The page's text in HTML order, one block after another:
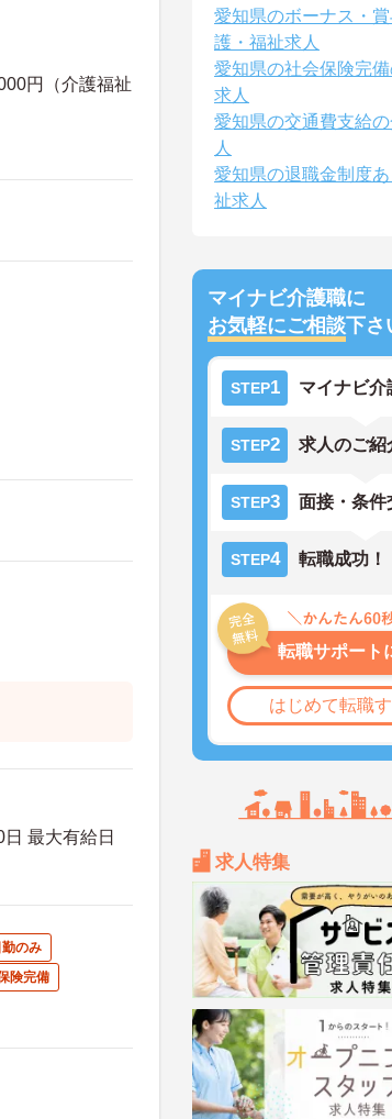
円（介護福祉
最大有給日
勤のみ
険完備
愛知県のボーナス・
護・福祉求人
愛知県の社会保険完
求人
愛知県の交通費支給
人
愛知県の退職金制度
祉求人
マイナビ介護職に
お気軽にご相談下さ
STEP1 マイナビ介
STEP2 求人のご紹
STEP3 面接・条件
STEP4 転職成功！
転職サポート
はじめて転職
求人特集